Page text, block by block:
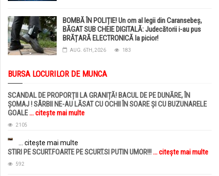
BOMBĂ ÎN POLIȚIE! Un om al legii din Caransebeș,
BĂGAT SUB CHEIE DIGITALĂ: Judecătorii i-au pus
BRĂȚARĂ ELECTRONICĂ la picior!
AUG. 6TH, 2026 183
BURSA LOCURILOR DE MUNCA
SCANDAL DE PROPORȚII LA GRANIȚĂ! BACUL DE PE DUNĂRE, ÎN
ȘOMAJ ! SÂRBII NE-AU LĂSAT CU OCHII ÎN SOARE ȘI CU BUZUNARELE
GOALE... citește mai multe
2105
... citește mai multe
STIRI PE SCURT.FOARTE PE SCURT.SI PUTIN UMOR!!!... citește mai multe
592